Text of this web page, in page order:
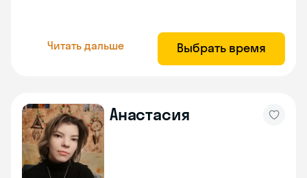
Читать дальше Выбрать время
Анастасия